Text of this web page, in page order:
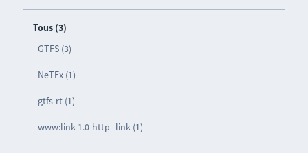
Tous (3)
GTFS (3)
NeTEx (1)
gtfs-rt (1)
www:link-1.0-http--link (1)